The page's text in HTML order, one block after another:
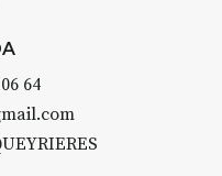
une galerie à
Le Fumoir n’est
permanente.
64